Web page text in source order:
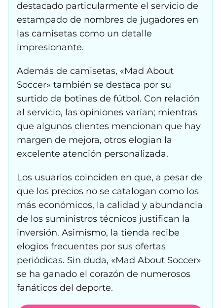
destacado particularmente el servicio de
estampado de nombres de jugadores en
las camisetas como un detalle
impresionante.
Además de camisetas, «Mad About
Soccer» también se destaca por su
surtido de botines de fútbol. Con relación
al servicio, las opiniones varían; mientras
que algunos clientes mencionan que hay
margen de mejora, otros elogian la
excelente atención personalizada.
Los usuarios coinciden en que, a pesar de
que los precios no se catalogan como los
más económicos, la calidad y abundancia
de los suministros técnicos justifican la
inversión. Asimismo, la tienda recibe
elogios frecuentes por sus ofertas
periódicas. Sin duda, «Mad About Soccer»
se ha ganado el corazón de numerosos
fanáticos del deporte.